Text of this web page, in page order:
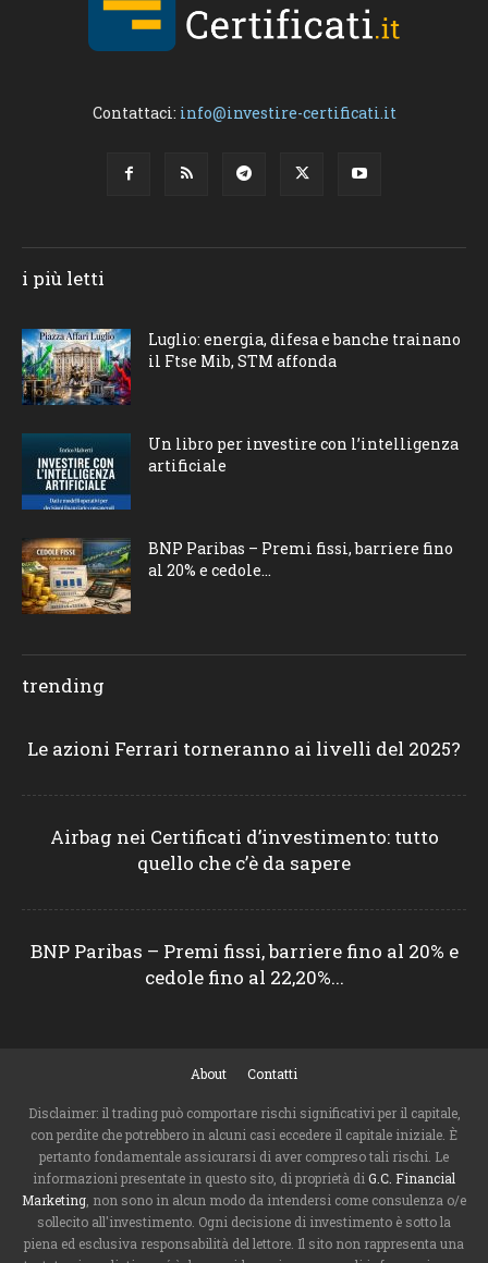
Contattaci: info@investire-certificati.it
i più letti
Luglio: energia, difesa e banche trainano
il Ftse Mib, STM affonda
Un libro per investire con l’intelligenza
artificiale
BNP Paribas – Premi fissi, barriere fino
al 20% e cedole...
trending
Le azioni Ferrari torneranno ai livelli del 2025?
Airbag nei Certificati d’investimento: tutto
quello che c’è da sapere
BNP Paribas – Premi fissi, barriere fino al 20% e
cedole fino al 22,20%...
About Contatti
Disclaimer: il trading può comportare rischi significativi per il capitale,
con perdite che potrebbero in alcuni casi eccedere il capitale iniziale. È
pertanto fondamentale assicurarsi di aver compreso tali rischi. Le
informazioni presentate in questo sito, di proprietà di G.C. Financial
Marketing , non sono in alcun modo da intendersi come consulenza o/e
sollecito all'investimento. Ogni decisione di investimento è sotto la
piena ed esclusiva responsabilità del lettore. Il sito non rappresenta una